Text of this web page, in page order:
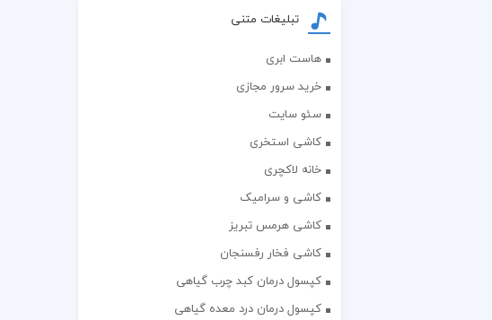
تبلیغات متنی
هاست ابری
خرید سرور مجازی
سئو سایت
کاشی استخری
خانه لاکچری
کاشی و سرامیک
کاشی هرمس تبریز
کاشی فخار رفسنجان
کپسول درمان کبد چرب گیاهی
کپسول درمان درد معده گیاهی